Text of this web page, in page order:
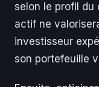
selon le profil du
actif ne
investisseur
son portefeuille